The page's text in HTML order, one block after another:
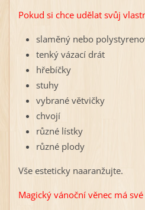
Pokud si chce udělat svůj
slaměný nebo
tenký vázací drát
hřebíčky
stuhy
vybrané větvičky
chvojí
různé lístky
různé plody
Vše esteticky naaranžujte.
Magický vánoční věnec má